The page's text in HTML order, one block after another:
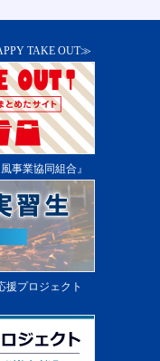
ます。
、やむ
を得な
通信事
電気通
一時
テムの
害賠償
サービ
きる
掲示又
し、そ
TAKE OUT≫
事業協同組合』
援プロジェクト